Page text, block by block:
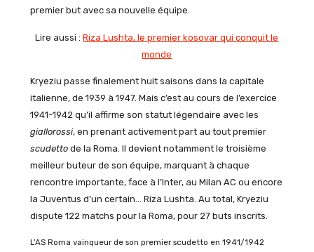
premier but avec sa nouvelle équipe.
Lire aussi :Riza Lushta, le premier kosovar qui conquit le
monde
Kryeziu passe finalement huit saisons dans la capitale
italienne, de 1939 à 1947. Mais c’est au cours de l’exercice
1941-1942 qu’il affirme son statut légendaire avec les
giallorossi, en prenant activement part au tout premier
scudetto de la Roma. Il devient notamment le troisième
meilleur buteur de son équipe, marquant à chaque
rencontre importante, face à l’Inter, au Milan AC ou encore
la Juventus d’un certain… Riza Lushta. Au total, Kryeziu
dispute 122 matchs pour la Roma, pour 27 buts inscrits.
L’AS Roma vainqueur de son premier scudetto en 1941/1942